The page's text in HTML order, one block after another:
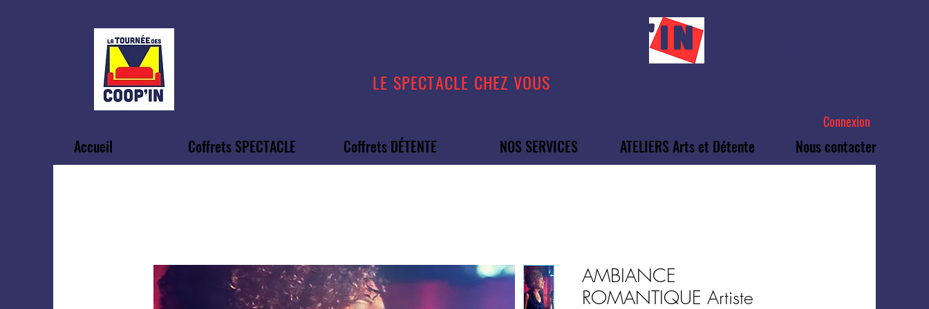
COOP'IN
LE SPECTACLE CHEZ VOUS
Connexion
Accueil Coffrets SPECTACLE Coffrets DÉTENTE NOS SERVICES ATELIERS Arts et Détente Nous contacter
AMBIANCE
ROMANTIQUE Artiste